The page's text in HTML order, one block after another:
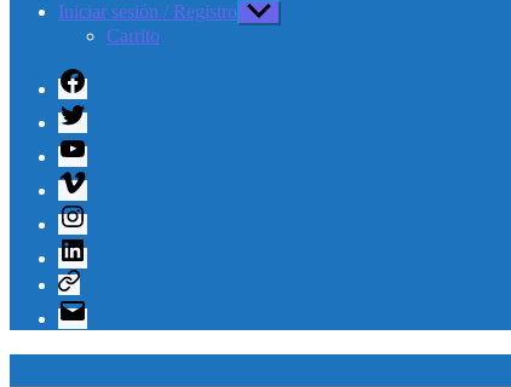
Iniciar sesión / Registro Mostrar
el
Carrito
Facebook
Twitter
Youtube
Vimeo
Instagram
Linkedin
Telegram
Correo
electrónico